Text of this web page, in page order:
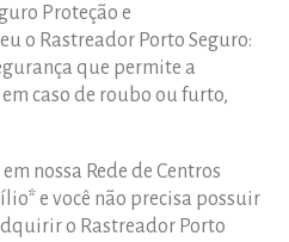
Proteção e
o Rastreador Porto Seguro:
que permite a
caso de roubo ou furto,
nossa Rede de Centros
e você não precisa possuir
o Rastreador Porto